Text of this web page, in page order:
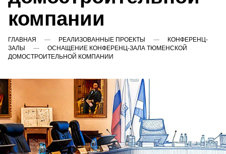
компании
ГЛАВНАЯ РЕАЛИЗОВАННЫЕ ПРОЕКТЫ
КОНФЕРЕНЦ-
ЗАЛЫ
ОСНАЩЕНИЕ КОНФЕРЕНЦ-ЗАЛА ТЮМЕНСКОЙ
ДОМОСТРОИТЕЛЬНОЙ КОМПАНИИ